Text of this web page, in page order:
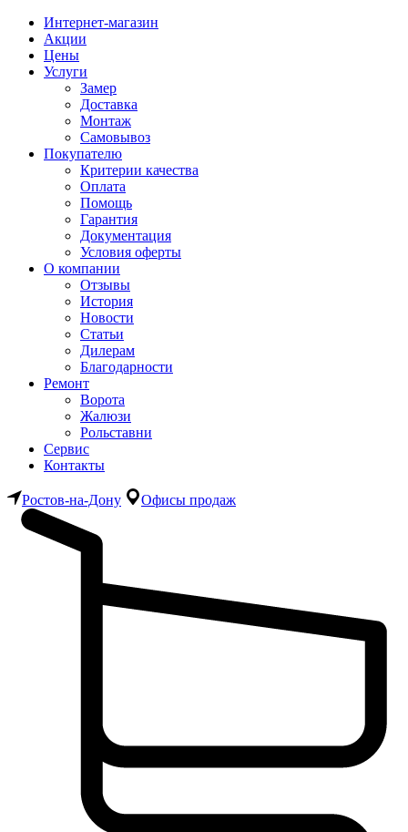
Интернет-магазин
Акции
Цены
Услуги
Замер
Доставка
Монтаж
Самовывоз
Покупателю
Критерии качества
Оплата
Помощь
Гарантия
Документация
Условия оферты
О компании
Отзывы
История
Новости
Статьи
Дилерам
Благодарности
Ремонт
Ворота
Жалюзи
Рольставни
Сервис
Контакты
Ростов-на-Дону Офисы продаж